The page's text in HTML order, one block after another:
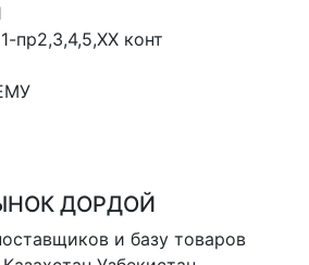
конт
ДОРДОЙ
и базу товаров